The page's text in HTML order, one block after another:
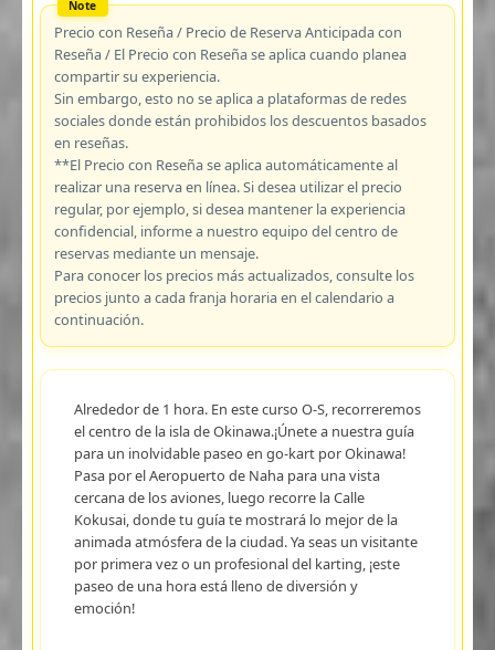
Precio con Reseña / Precio de Reserva Anticipada con
Reseña / El Precio con Reseña se aplica cuando planea
compartir su experiencia.
Sin embargo, esto no se aplica a plataformas de redes
sociales donde están prohibidos los descuentos basados
en reseñas.
**El Precio con Reseña se aplica automáticamente al
realizar una reserva en línea. Si desea utilizar el precio
regular, por ejemplo, si desea mantener la experiencia
confidencial, informe a nuestro equipo del centro de
reservas mediante un mensaje.
Para conocer los precios más actualizados, consulte los
precios junto a cada franja horaria en el calendario a
continuación.
Alrededor de 1 hora. En este curso O-S, recorreremos
el centro de la isla de Okinawa.¡Únete a nuestra guía
para un inolvidable paseo en go-kart por Okinawa!
Pasa por el Aeropuerto de Naha para una vista
cercana de los aviones, luego recorre la Calle
Kokusai, donde tu guía te mostrará lo mejor de la
animada atmósfera de la ciudad. Ya seas un visitante
por primera vez o un profesional del karting, ¡este
paseo de una hora está lleno de diversión y
emoción!